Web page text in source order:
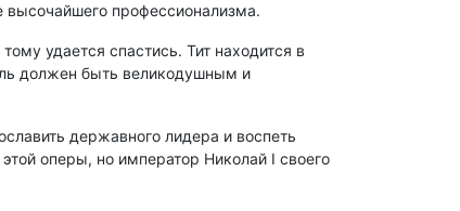
профессионализма.
удается спастись. Тит находится в
должен быть великодушным и
державного лидера и воспеть
оперы, но император Николай I своего